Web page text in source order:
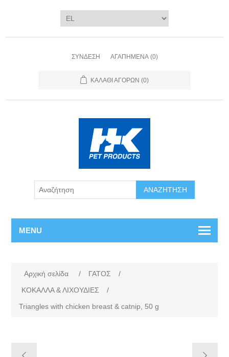
ΣΎΝΔΕΣΗ ΑΓΑΠΗΜΈΝΑ (0)
ΚΑΛΆΘΙ ΑΓΟΡΏΝ (0)
ΑΝΑΖΉΤΗΣΗ
MENU
Αρχική σελίδα / ΓΑΤΟΣ
/
ΚΟΚΑΛΛΑ & ΛΙΧΟΥΔΙΕΣ
/
Triangles with chicken breast & catnip, 50 g